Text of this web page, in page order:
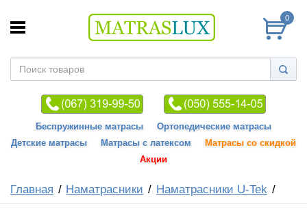
0
Беспружинные матрасы
Ортопедические матрасы
Детские матрасы
Матрасы с латексом
Матрасы со скидкой
Акции
Главная Наматрасники Наматрасники U-Tek